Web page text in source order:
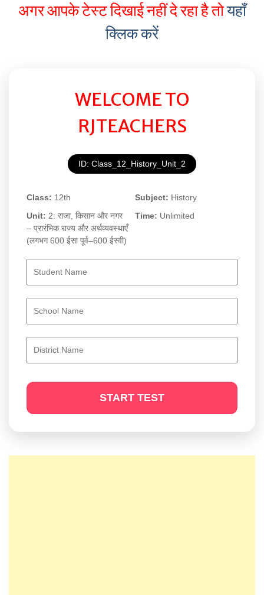
अगर आपके टेस्ट दिखाई नहीं दे रहा है तोयहाँ
क्लिक करें
WELCOME TO
RJTEACHERS
ID: Class_12_History_Unit_2
Class: 12th Subject: History
Unit: 2: राजा, किसान और नगर
– प्रारंभिक राज्य और अर्थव्यवस्थाएँ
(लगभग 600 ईसा पूर्व–600 ईस्वी)
Time: Unlimited
START TEST